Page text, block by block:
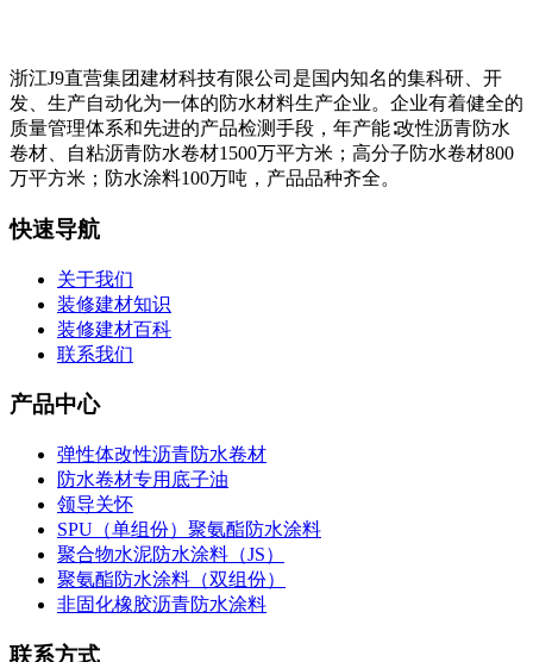
浙江J9直营集团建材科技有限公司是国内知名的集科研、开
发、生产自动化为一体的防水材料生产企业。企业有着健全的
质量管理体系和先进的产品检测手段，年产能∶改性沥青防水
卷材、自粘沥青防水卷材1500万平方米；高分子防水卷材800
万平方米；防水涂料100万吨，产品品种齐全。
快速导航
关于我们
装修建材知识
装修建材百科
联系我们
产品中心
弹性体改性沥青防水卷材
防水卷材专用底子油
领导关怀
SPU（单组份）聚氨酯防水涂料
聚合物水泥防水涂料（JS）
聚氨酯防水涂料（双组份）
非固化橡胶沥青防水涂料
联系方式